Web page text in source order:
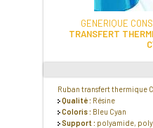
GENERIQUE
TRANSFERT
Ruban transfert thermique
Qualité : Résine
Coloris : Bleu Cyan
Support : polyamide,